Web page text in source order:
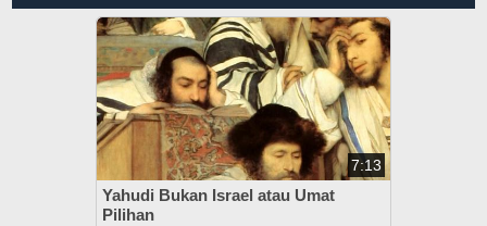
7:13
Yahudi Bukan Israel atau Umat
Pilihan